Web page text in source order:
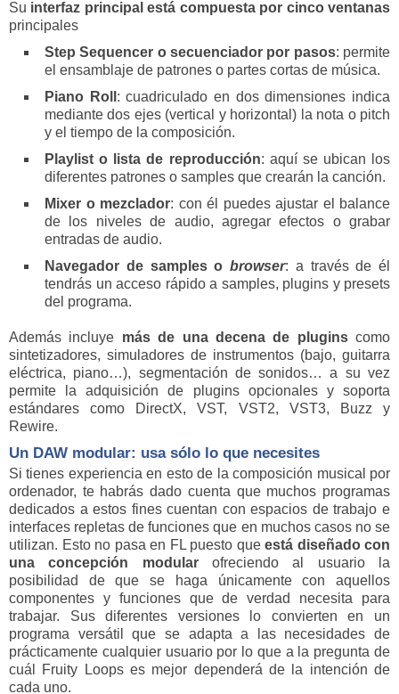
Su interfaz principal está compuesta por cinco ventanas
principales
Step Sequencer o secuenciador por pasos: permite
el ensamblaje de patrones o partes cortas de música.
Piano Roll : cuadriculado en dos dimensiones indica
mediante dos ejes (vertical y horizontal) la nota o pitch
y el tiempo de la composición.
Playlist o lista de reproducción: aquí se ubican los
diferentes patrones o samples que crearán la canción.
Mixer o mezclador: con él puedes ajustar el balance
de los niveles de audio, agregar efectos o grabar
entradas de audio.
Navegador de samples o browser: a través de él
tendrás un acceso rápido a samples, plugins y presets
del programa.
Además incluye más de una decena de pluginscomo
sintetizadores, simuladores de instrumentos (bajo, guitarra
eléctrica, piano…), segmentación de sonidos… a su vez
permite la adquisición de plugins opcionales y soporta
estándares como DirectX, VST, VST2, VST3, Buzz y
Rewire.
Un DAW modular: usa sólo lo que necesites
Si tienes experiencia en esto de la composición musical por
ordenador, te habrás dado cuenta que muchos programas
dedicados a estos fines cuentan con espacios de trabajo e
interfaces repletas de funciones que en muchos casos no se
utilizan. Esto no pasa en FL puesto que está diseñado con
una concepción modularofreciendo al usuario la
posibilidad de que se haga únicamente con aquellos
componentes y funciones que de verdad necesita para
trabajar. Sus diferentes versiones lo convierten en un
programa versátil que se adapta a las necesidades de
prácticamente cualquier usuario por lo que a la pregunta de
cuál Fruity Loops es mejor dependerá de la intención de
cada uno.